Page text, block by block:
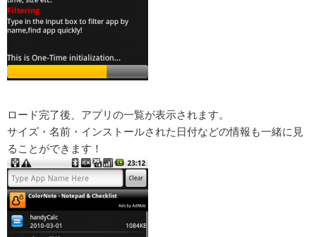
ロード完了後、アプリの一覧が表示されます。
サイズ・名前・インストールされた日付などの情報も一緒に見
ることができます！